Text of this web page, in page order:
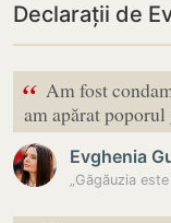
Declarații de
“ Am fost
am apărat poporul
Evghenia